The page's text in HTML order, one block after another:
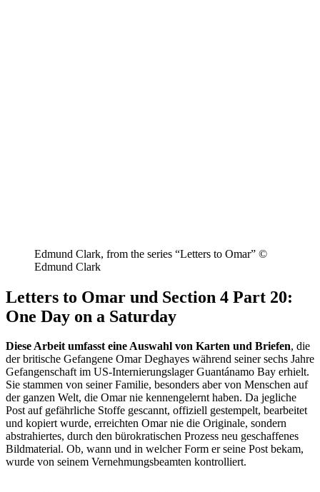
Edmund Clark, from the series “Letters to Omar” ©
Edmund Clark
Letters to Omar und Section 4 Part 20:
One Day on a Saturday
Diese Arbeit umfasst eine Auswahl von Karten und Briefen, die
der britische Gefangene Omar Deghayes während seiner sechs Jahre
Gefangenschaft im US-Internierungslager Guantánamo Bay erhielt.
Sie stammen von seiner Familie, besonders aber von Menschen auf
der ganzen Welt, die Omar nie kennengelernt haben. Da jegliche
Post auf gefährliche Stoffe gescannt, offiziell gestempelt, bearbeitet
und kopiert wurde, erreichten Omar nie die Originale, sondern
abstrahiertes, durch den bürokratischen Prozess neu geschaffenes
Bildmaterial. Ob, wann und in welcher Form er seine Post bekam,
wurde von seinem Vernehmungsbeamten kontrolliert.